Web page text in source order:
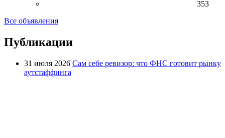
353
Все объявления
Публикации
31 июля 2026 Сам себе ревизор: что ФНС готовит рынку
аутстаффинга